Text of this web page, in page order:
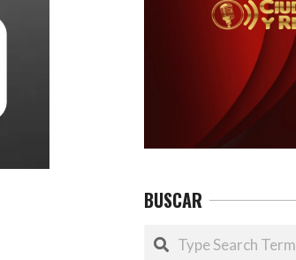
BUSCAR
Search